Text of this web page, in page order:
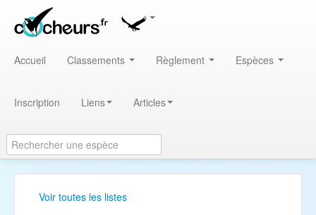
Accueil Classements Règlement Espèces
Inscription Liens Articles
Voir toutes les listes